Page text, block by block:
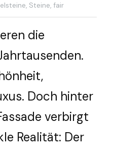
Steine, fair
die
Doch hinter
verbirgt
Realität: Der